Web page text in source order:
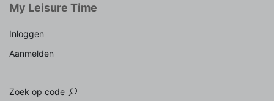
My Leisure Time
Inloggen
Aanmelden
Zoek op code